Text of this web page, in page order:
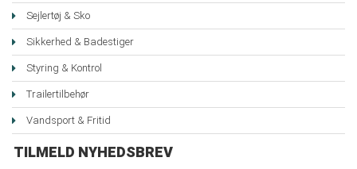
Sejlertøj & Sko
Sikkerhed & Badestiger
Styring & Kontrol
Trailertilbehør
Vandsport & Fritid
TILMELD NYHEDSBREV